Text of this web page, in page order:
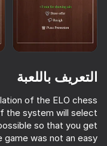
كلها مجانية. كلها لك.
73
حرب
52
التعريف باللعبة
of the ELO chess
the system will select
so that you get
was not an easy